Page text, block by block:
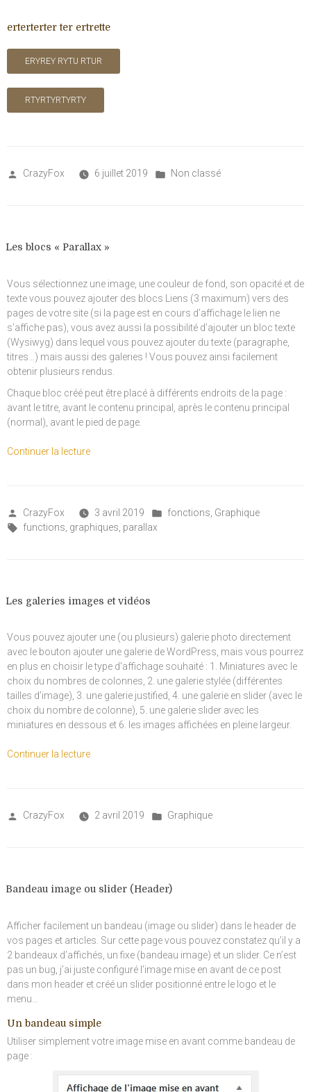
erterterter ter ertrette
ERYREY RYTU RTUR
RTYRTYRTYRTY
Posted
CrazyFox 6 juillet 2019
Posted
Non classé
Les blocs « Parallax »
Vous sélectionnez une image, une couleur de fond, son opacité et de
texte vous pouvez ajouter des blocs Liens (3 maximum) vers des
pages de votre site (si la page est en cours d’affichage le lien ne
s’affiche pas), vous avez aussi la possibilité d’ajouter un bloc texte
(Wysiwyg) dans lequel vous pouvez ajouter du texte (paragraphe,
titres…) mais aussi des galeries ! Vous pouvez ainsi facilement
obtenir plusieurs rendus.
Chaque bloc créé peut être placé à différents endroits de la page :
avant le titre, avant le contenu principal, après le contenu principal
(normal), avant le pied de page.
Continuer la lecturede
Posted
by
CrazyFox 3 avril 2019
Posted
fonctions Graphique
Tags:
functions graphiques parallax
Les galeries images et vidéos
Vous pouvez ajouter une (ou plusieurs) galerie photo directement
avec le bouton ajouter une galerie de WordPress, mais vous pourrez
en plus en choisir le type d’affichage souhaité : 1. Miniatures avec le
choix du nombres de colonnes, 2. une galerie stylée (différentes
tailles d’image), 3. une galerie justified, 4. une galerie en slider (avec le
choix du nombre de colonne), 5. une galerie slider avec les
miniatures en dessous et 6. les images affichées en pleine largeur.
Continuer la lecturede
et
Posted
CrazyFox 2 avril 2019
Posted
Graphique
Bandeau image ou slider (Header)
Afficher facilement un bandeau (image ou slider) dans le header de
vos pages et articles. Sur cette page vous pouvez constatez qu’il y a
2 bandeaux d’affichés, un fixe (bandeau image) et un slider. Ce n’est
pas un bug, j’ai juste configuré l’image mise en avant de ce post
dans mon header et créé un slider positionné entre le logo et le
menu…
Un bandeau simple
Utiliser simplement votre image mise en avant comme bandeau de
page :